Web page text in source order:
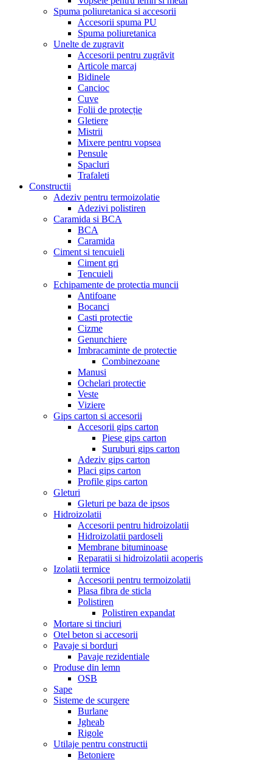
Spuma poliuretanica si accesorii
Accesorii spuma PU
Spuma poliuretanica
Unelte de zugravit
Accesorii pentru zugrăvit
Articole marcaj
Bidinele
Cancioc
Cuve
Folii de protecție
Gletiere
Mistrii
Mixere pentru vopsea
Pensule
Spacluri
Trafaleti
Constructii
Adeziv pentru termoizolatie
Adezivi polistiren
Caramida si BCA
BCA
Caramida
Ciment si tencuieli
Ciment gri
Tencuieli
Echipamente de protectia muncii
Antifoane
Bocanci
Casti protectie
Cizme
Genunchiere
Imbracaminte de protectie
Combinezoane
Manusi
Ochelari protectie
Veste
Viziere
Gips carton si accesorii
Accesorii gips carton
Piese gips carton
Suruburi gips carton
Adeziv gips carton
Placi gips carton
Profile gips carton
Gleturi
Gleturi pe baza de ipsos
Hidroizolatii
Accesorii pentru hidroizolatii
Hidroizolatii pardoseli
Membrane bituminoase
Reparatii si hidroizolatii acoperis
Izolatii termice
Accesorii pentru termoizolatii
Plasa fibra de sticla
Polistiren
Polistiren expandat
Mortare si tinciuri
Otel beton si accesorii
Pavaje si borduri
Pavaje rezidentiale
Produse din lemn
OSB
Sape
Sisteme de scurgere
Burlane
Jgheab
Rigole
Utilaje pentru constructii
Betoniere